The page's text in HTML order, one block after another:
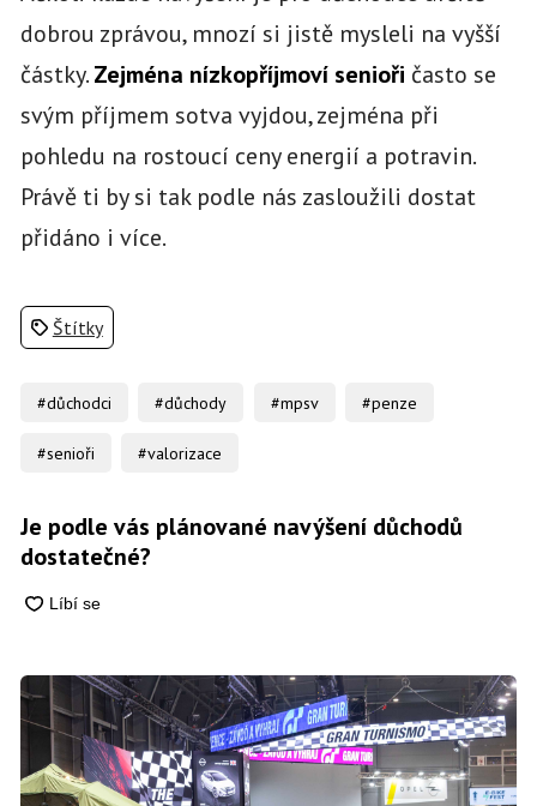
dobrou zprávou, mnozí si jistě mysleli na vyšší
částky.Zejména nízkopříjmoví senioři často se
svým příjmem sotva vyjdou, zejména při
pohledu na rostoucí ceny energií a potravin.
Právě ti by si tak podle nás zasloužili dostat
přidáno i více.
Štítky
#důchodci #důchody #mpsv #penze
#senioři #valorizace
Je podle vás plánované navýšení důchodů
dostatečné?